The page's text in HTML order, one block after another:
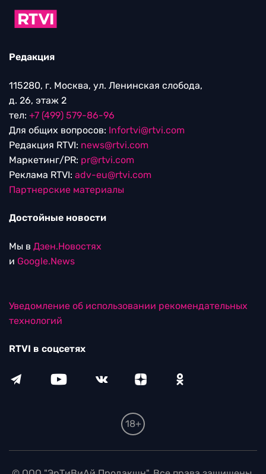
Редакция
115280, г. Москва, ул. Ленинская слобода,
д. 26, этаж 2
тел: +7 (499) 579-86-96
Для общих вопросов: Infortvi@rtvi.com
Редакция RTVI: news@rtvi.com
Маркетинг/PR: pr@rtvi.com
Реклама RTVI: adv-eu@rtvi.com
Партнерские материалы
Достойные новости
Мы в Дзен.Новостях
и Google.News
Уведомление об использовании рекомендательных
технологий
RTVI в соцсетях
18+